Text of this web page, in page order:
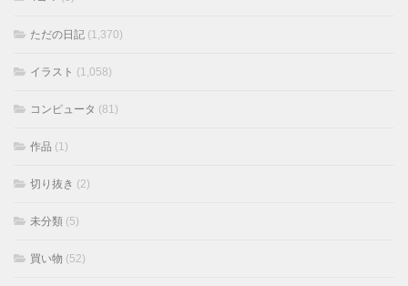
ただの日記 (1,370)
イラスト (1,058)
コンピュータ (81)
作品 (1)
切り抜き (2)
未分類 (5)
買い物 (52)